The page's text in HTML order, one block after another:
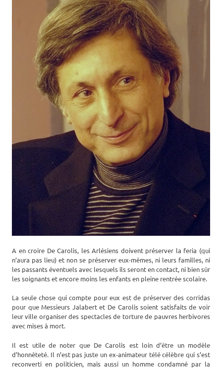
A en croire De Carolis, les Arlésiens doivent préserver la feria (qui
n’aura pas lieu) et non se préserver eux-mêmes, ni leurs familles, ni
les passants éventuels avec lesquels ils seront en contact, ni bien sûr
les soignants et encore moins les enfants en pleine rentrée scolaire.
La seule chose qui compte pour eux est de préserver des corridas
pour que Messieurs Jalabert et De Carolis soient satisfaits de voir
leur ville organiser des spectacles de torture de pauvres herbivores
avec mises à mort.
Il est utile de noter que De Carolis est loin d’être un modèle
d’honnêteté. Il n’est pas juste un ex-animateur télé célèbre qui s’est
reconverti en politicien, mais aussi un homme condamné par la